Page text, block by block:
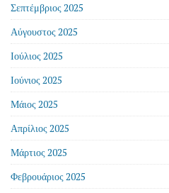
Σεπτέμβριος 2025
Αύγουστος 2025
Ιούλιος 2025
Ιούνιος 2025
Μάιος 2025
Απρίλιος 2025
Μάρτιος 2025
Φεβρουάριος 2025